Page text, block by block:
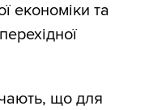
економіки та
що для